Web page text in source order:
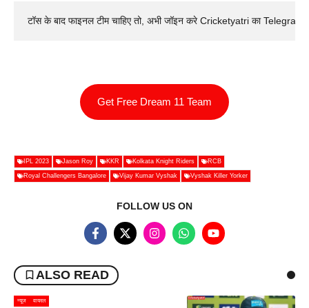
टॉस के बाद फाइनल टीम चाहिए तो, अभी जॉइन करे Cricketyatri का
Get Free Dream 11 Team
IPL 2023 Jason Roy KKR Kolkata Knight Riders RCB
Royal Challengers Bangalore Vijay Kumar Vyshak Vyshak Killer Yorker
FOLLOW US ON
ALSO READ
न्यूज वायरल